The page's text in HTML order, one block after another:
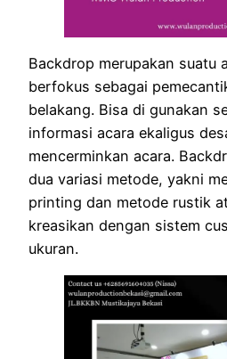
Backdrop merupakan suatu
berfokus sebagai
belakang. Bisa di gunakan
informasi acara ekaligus
mencerminkan acara.
dua variasi metode, yakni
printing dan metode rustik
kreasikan dengan sistem
ukuran.